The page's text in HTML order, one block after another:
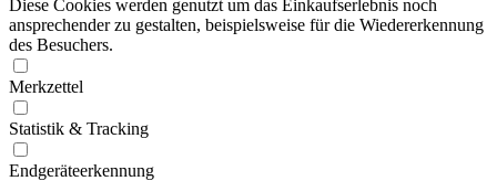
Diese Cookies werden genutzt um das Einkaufserlebnis noch
ansprechender zu gestalten, beispielsweise für die Wiedererkennung
des Besuchers.
Merkzettel
Statistik & Tracking
Endgeräteerkennung